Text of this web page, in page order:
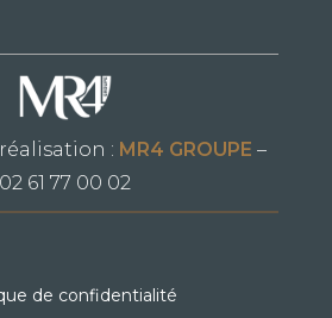
: MR4 GROUPE –
02 61 77 00 02
de confidentialité